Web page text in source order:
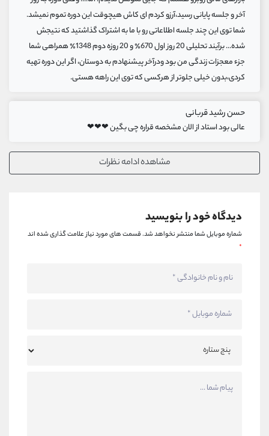
آخر و جلسه پایانی رسید،آرزو کردم ای کاش هیچوقت این دوره تموم نمیشد.
شما توی این چند جلسه اطلاعاتی رو با ما به اشتراک گذاشتید که نتیجش
شده... برآیند تحلیلی 20 روز اول 670٪ و 20 روزه دوم 1348٪ همراهی شما
جزء معجزات زندگی من بود ودرآخر پیشنهادم به دوستان، اگر این دوره تهیه
کردی،بدون خیلی جلوتر از هرکسی که توی این راهه هستی.
حسن رشید قربانی
عالی بود استاد از الان مشخصه قراره چی بگین ❤❤❤
مشاهده ادامه نظرات
دیدگاه خود را بنویسید
شماره موبایل شما منتشر نخواهد شد.قسمت های مورد نیاز علامت گذاری شده اند
*